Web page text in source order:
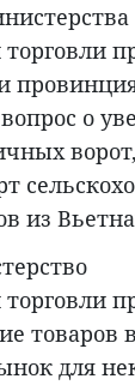
о
из
товаров
для